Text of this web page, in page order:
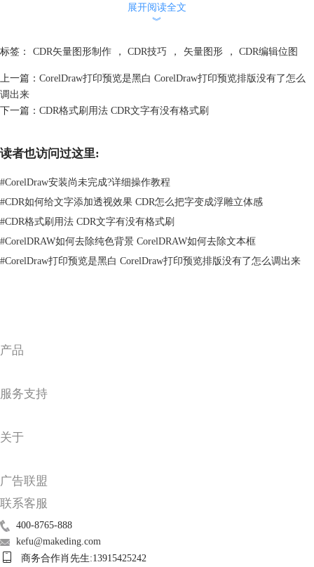
1、AI转CDR尤其方便，甚至是不需要转都可以直接打开。比如用AI画了
件。我们只要在电脑本地找到这个文件，鼠标右键选择用CDR打开即可。
图2：选择CDR打开
电脑会启动CDR，之后弹出一个弹窗询问【文本导入为文本或曲线】，这
点击确定后，原本的矢量插画就在CDR里打开了。还按照原本在AI里的
图层顺序打开的，可以在CDR接着对图像进行编辑。
展开阅读全文
︾
标签： CDR矢量图形制作 ， CDR技巧 ， 矢量图形 ， CDR编辑位图
上一篇： CorelDraw打印预览是黑白 CorelDraw打印预览排版没有了怎么
调出来
下一篇： CDR格式刷用法 CDR文字有没有格式刷
读者也访问过这里:
#CorelDraw安装尚未完成?详细操作教程
#CDR如何给文字添加透视效果 CDR怎么把字变成浮雕立体感
#CDR格式刷用法 CDR文字有没有格式刷
#CorelDRAW如何去除纯色背景 CorelDRAW如何去除文本框
#CorelDraw打印预览是黑白 CorelDraw打印预览排版没有了怎么调出来
产品
服务支持
关于
广告联盟
联系客服
400-8765-888
kefu@makeding.com
商务合作肖先生:13915425242